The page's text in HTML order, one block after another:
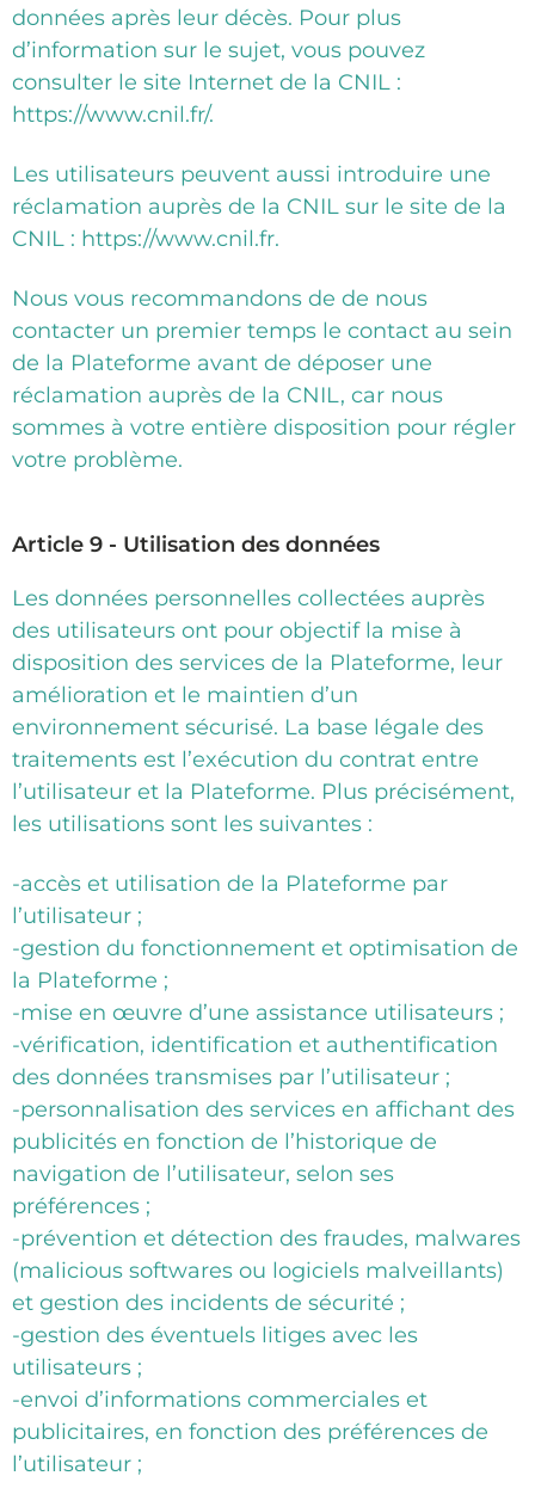
données après leur décès. Pour plus
d’information sur le sujet, vous pouvez
consulter le site Internet de la CNIL :
https://www.cnil.fr/.
Les utilisateurs peuvent aussi introduire une
réclamation auprès de la CNIL sur le site de la
CNIL : https://www.cnil.fr.
Nous vous recommandons de de nous
contacter un premier temps le contact au sein
de la Plateforme avant de déposer une
réclamation auprès de la CNIL, car nous
sommes à votre entière disposition pour régler
votre problème.
Article 9 - Utilisation des données
Les données personnelles collectées auprès
des utilisateurs ont pour objectif la mise à
disposition des services de la Plateforme, leur
amélioration et le maintien d’un
environnement sécurisé. La base légale des
traitements est l’exécution du contrat entre
l’utilisateur et la Plateforme. Plus précisément,
les utilisations sont les suivantes :
-accès et utilisation de la Plateforme par
l’utilisateur ;
-gestion du fonctionnement et optimisation de
la Plateforme ;
-mise en œuvre d’une assistance utilisateurs ;
-vérification, identification et authentification
des données transmises par l’utilisateur ;
-personnalisation des services en affichant des
publicités en fonction de l’historique de
navigation de l’utilisateur, selon ses
préférences ;
-prévention et détection des fraudes, malwares
(malicious softwares ou logiciels malveillants)
et gestion des incidents de sécurité ;
-gestion des éventuels litiges avec les
utilisateurs ;
-envoi d’informations commerciales et
publicitaires, en fonction des préférences de
l’utilisateur ;